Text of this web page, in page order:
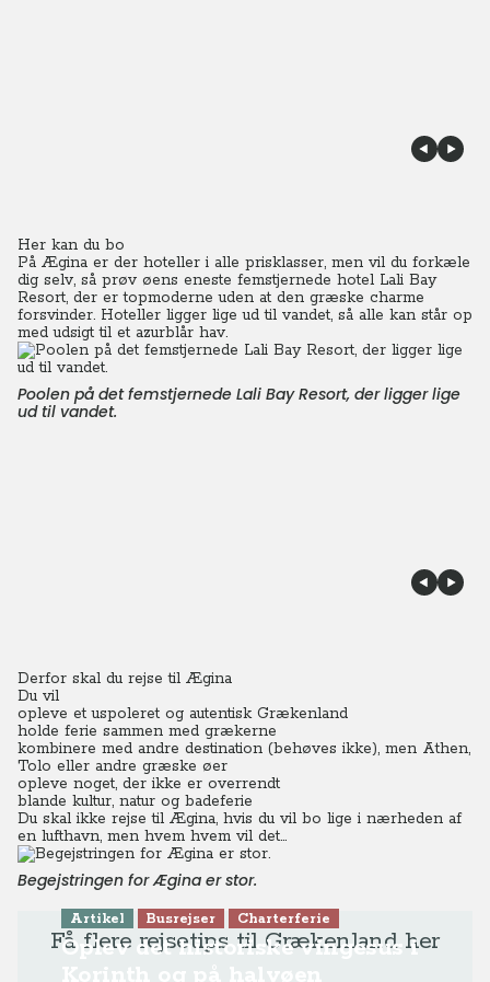
Her kan du bo
På Ægina er der hoteller i alle prisklasser, men vil du forkæle
dig selv, så prøv øens eneste femstjernede hotel Lali Bay
Resort, der er topmoderne uden at den græske charme
forsvinder. Hoteller ligger lige ud til vandet, så alle kan står op
med udsigt til et azurblår hav.
Poolen på det femstjernede Lali Bay Resort, der ligger lige
ud til vandet.
Derfor skal du rejse til Ægina
Du vil
opleve et uspoleret og autentisk Grækenland
holde ferie sammen med grækerne
kombinere med andre destination (behøves ikke), men Athen,
Tolo eller andre græske øer
opleve noget, der ikke er overrendt
blande kultur, natur og badeferie
Du skal ikke rejse til Ægina, hvis du vil bo lige i nærheden af
en lufthavn, men hvem hvem vil det...
Begejstringen for Ægina er stor.
Få flere rejsetips til Grækenland her
Artikel Busrejser Charterferie
Oplev det historiske vingesus i